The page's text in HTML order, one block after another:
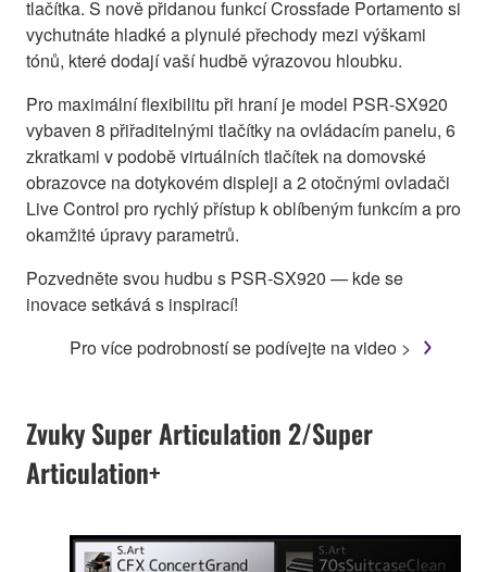
tlačítka. S nově přidanou funkcí Crossfade Portamento si
vychutnáte hladké a plynulé přechody mezi výškami
tónů, které dodají vaší hudbě výrazovou hloubku.
Pro maximální flexibilitu při hraní je model PSR-SX920
vybaven 8 přiřaditelnými tlačítky na ovládacím panelu, 6
zkratkami v podobě virtuálních tlačítek na domovské
obrazovce na dotykovém displeji a 2 otočnými ovladači
Live Control pro rychlý přístup k oblíbeným funkcím a pro
okamžité úpravy parametrů.
Pozvedněte svou hudbu s PSR-SX920 — kde se
inovace setkává s inspirací!
Pro více podrobností se podívejte na video >
Zvuky Super Articulation 2/Super
Articulation+